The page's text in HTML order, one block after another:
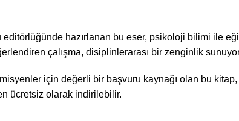
hazırlanan bu eser, psikoloji bilimi ile
çalışma, disiplinlerarası bir zenginlik
için değerli bir başvuru kaynağı olan bu
ücretsiz olarak indirilebilir.